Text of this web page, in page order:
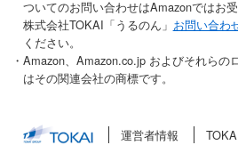
ついてのお問い合わせはAmazonではお受
株式会社TOKAI「うるのん」 お問い合わ
ください。
・Amazon、Amazon.co.jp およびそれら
はその関連会社の商標です。
運営者情報